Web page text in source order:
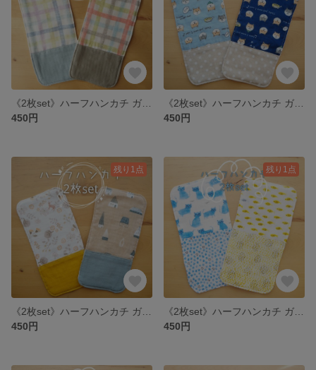
450円
450円
残り1点
450円
残り1点
450円